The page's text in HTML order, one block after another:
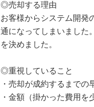
◎売却する理由
お客様からシステム開発
通になってしまいました
を決めました。
◎重視していること
・売却が成約するまでの
・金額（掛かった費用を